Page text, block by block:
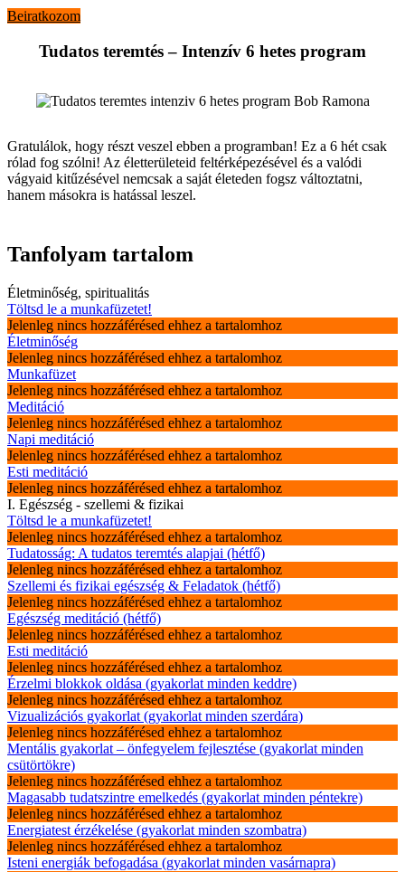
Beiratkozom
Tudatos teremtés – Intenzív 6 hetes program
Gratulálok, hogy részt veszel ebben a programban! Ez a 6 hét csak
rólad fog szólni! Az életterületeid feltérképezésével és a valódi
vágyaid kitűzésével nemcsak a saját életeden fogsz változtatni,
hanem másokra is hatással leszel.
Tanfolyam tartalom
Életminőség, spiritualitás
Töltsd le a munkafüzetet!
Jelenleg nincs hozzáférésed ehhez a tartalomhoz
Életminőség
Jelenleg nincs hozzáférésed ehhez a tartalomhoz
Munkafüzet
Jelenleg nincs hozzáférésed ehhez a tartalomhoz
Meditáció
Jelenleg nincs hozzáférésed ehhez a tartalomhoz
Napi meditáció
Jelenleg nincs hozzáférésed ehhez a tartalomhoz
Esti meditáció
Jelenleg nincs hozzáférésed ehhez a tartalomhoz
I. Egészség - szellemi & fizikai
Töltsd le a munkafüzetet!
Jelenleg nincs hozzáférésed ehhez a tartalomhoz
Tudatosság: A tudatos teremtés alapjai (hétfő)
Jelenleg nincs hozzáférésed ehhez a tartalomhoz
Szellemi és fizikai egészség & Feladatok (hétfő)
Jelenleg nincs hozzáférésed ehhez a tartalomhoz
Egészség meditáció (hétfő)
Jelenleg nincs hozzáférésed ehhez a tartalomhoz
Esti meditáció
Jelenleg nincs hozzáférésed ehhez a tartalomhoz
Érzelmi blokkok oldása (gyakorlat minden keddre)
Jelenleg nincs hozzáférésed ehhez a tartalomhoz
Vizualizációs gyakorlat (gyakorlat minden szerdára)
Jelenleg nincs hozzáférésed ehhez a tartalomhoz
Mentális gyakorlat – önfegyelem fejlesztése (gyakorlat minden
csütörtökre)
Jelenleg nincs hozzáférésed ehhez a tartalomhoz
Magasabb tudatszintre emelkedés (gyakorlat minden péntekre)
Jelenleg nincs hozzáférésed ehhez a tartalomhoz
Energiatest érzékelése (gyakorlat minden szombatra)
Jelenleg nincs hozzáférésed ehhez a tartalomhoz
Isteni energiák befogadása (gyakorlat minden vasárnapra)